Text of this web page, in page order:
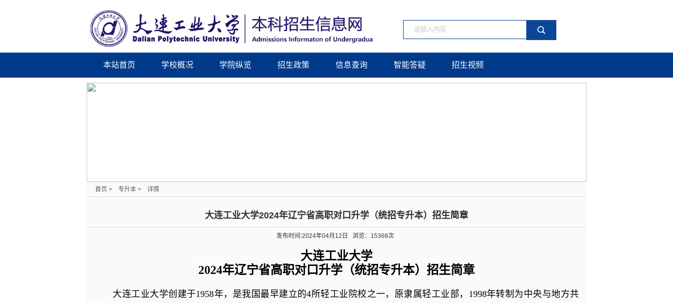
本站首页 学校概况 学院纵览 招生政策 信息查询 智能答疑 招生视频
首页 > 专升本 > 详情
大连工业大学2024年辽宁省高职对口升学（统招专升本）招生简章
发布时间:2024年04月12日 浏览：15368次
大连工业大学
2024年辽宁省高职对口升学（统招专升本）招生简章
大连工业大学创建于1958年，是我国最早建立的4所轻工业院校之一，原隶属轻工业部， 1998年转制为中央与地方共